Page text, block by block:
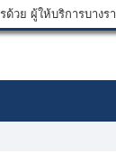
ย ผู้ให้บริการบางร